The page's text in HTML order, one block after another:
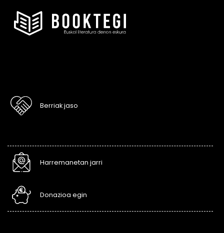
Berriak jaso
Harremanetan jarri
Donazioa egin